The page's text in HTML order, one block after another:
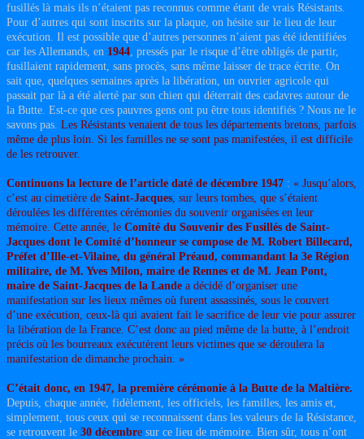
fusillés là mais ils n’étaient pas reconnus comme étant de vrais Résistants.
Pour d’autres qui sont inscrits sur la plaque, on hésite sur le lieu de leur
exécution. Il est possible que d’autres personnes n’aient pas été identifiées
car les Allemands, en 1944 , pressés par le risque d’être obligés de partir,
fusillaient rapidement, sans procès, sans même laisser de trace écrite. On
sait que, quelques semaines après la libération, un ouvrier agricole qui
passait par là a été alerté par son chien qui déterrait des cadavres autour de
la Butte. Est-ce que ces pauvres gens ont pu être tous identifiés ? Nous ne le
savons pas. Les Résistants venaient de tous les départements bretons, parfois
même de plus loin. Si les familles ne se sont pas manifestées, il est difficile
de les retrouver.
Continuons la lecture de l’article daté de décembre 1947 : « Jusqu’alors,
c’est au cimetière de Saint-Jacques , sur leurs tombes, que s’étaient
déroulées les différentes cérémonies du souvenir organisées en leur
mémoire. Cette année, le Comité du Souvenir des Fusillés de Saint-
Jacques dont le Comité d’honneur se compose de M. Robert Billecard,
Préfet d’Ille-et-Vilaine, du général Préaud, commandant la 3e Région
militaire, de M. Yves Milon, maire de Rennes et de M. Jean Pont,
maire de Saint-Jacques de la Lande a décidé d’organiser une
manifestation sur les lieux mêmes où furent assassinés, sous le couvert
d’une exécution, ceux-là qui avaient fait le sacrifice de leur vie pour assurer
la libération de la France. C’est donc au pied même de la butte, à l’endroit
précis où les bourreaux exécutèrent leurs victimes que se déroulera la
manifestation de dimanche prochain. »
C’était donc, en 1947, la première cérémonie à la Butte de la Maltière.
Depuis, chaque année, fidèlement, les officiels, les familles, les amis et,
simplement, tous ceux qui se reconnaissent dans les valeurs de la Résistance,
se retrouvent le 30 décembre sur ce lieu de mémoire. Bien sûr, tous n’ont